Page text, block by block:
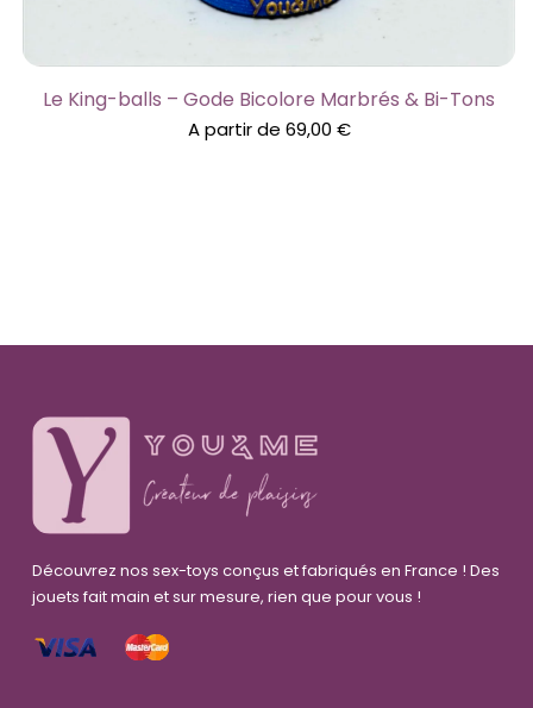
Le King-balls – Gode Bicolore Marbrés & Bi-Tons
A partir de 69,00 €
Découvrez nos sex-toys conçus et fabriqués en France ! Des
jouets fait main et sur mesure, rien que pour vous !